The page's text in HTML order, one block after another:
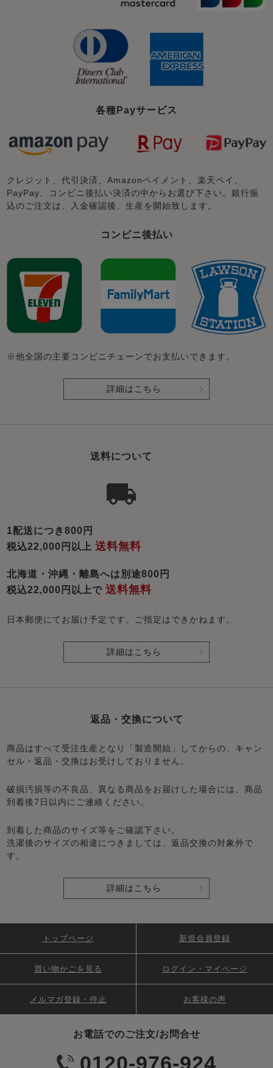
各種Payサービス
クレジット、代引決済、Amazonペイメント、楽天ペイ、
PayPay、コンビニ後払い決済の中からお選び下さい。銀行振
込のご注文は、入金確認後、生産を開始致します。
コンビニ後払い
※他全国の主要コンビニチェーンでお支払いできます。
詳細はこちら
送料について
1配送につき800円
税込22,000円以上送料無料
北海道・沖縄・離島へは別途800円
税込22,000円以上で送料無料
日本郵便にてお届け予定です。ご指定はできかねます。
詳細はこちら
返品・交換について
商品はすべて受注生産となり「製造開始」してからの、キャン
セル・返品・交換はお受けしておりません。
破損汚損等の不良品、異なる商品をお届けした場合には、商品
到着後7日以内にご連絡ください。
到着した商品のサイズ等をご確認下さい。
洗濯後のサイズの相違につきましては、返品交換の対象外で
す。
詳細はこちら
お電話でのご注文/お問合せ
トップページ 新規会員登録
買い物かごを見る ログイン・マイページ
メルマガ登録・停止 お客様の声